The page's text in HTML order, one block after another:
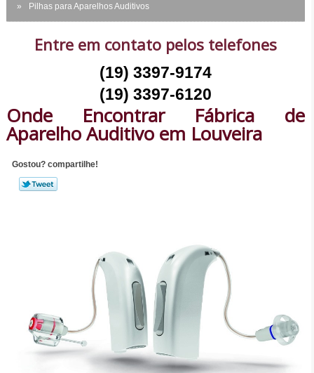
Pilhas para Aparelhos Auditivos
Entre em contato pelos telefones
(19) 3397-9174
(19) 3397-6120
Onde Encontrar Fábrica de
Aparelho Auditivo em Louveira
Gostou? compartilhe!